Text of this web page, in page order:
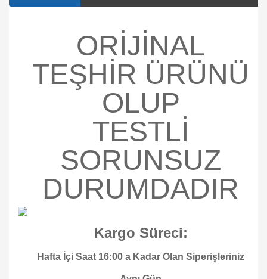
ORİJİNAL
TEŞHİR ÜRÜNÜ
OLUP
TESTLİ
SORUNSUZ
DURUMDADIR
Kargo Süreci:
Hafta İçi Saat 16:00 a Kadar Olan Siperişleriniz